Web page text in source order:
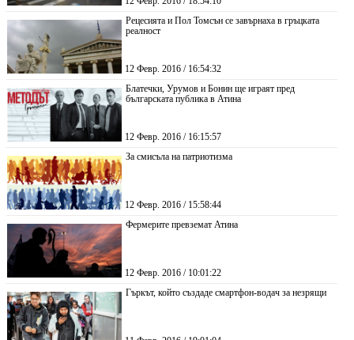
Рецесията и Пол Томсън се завърнаха в гръцката
реалност
12 Февр. 2016 / 16:54:32
Блатечки, Урумов и Бонин ще играят пред
българската публика в Атина
12 Февр. 2016 / 16:15:57
За смисъла на патриотизма
12 Февр. 2016 / 15:58:44
Фермерите превземат Атина
12 Февр. 2016 / 10:01:22
Гъркът, който създаде смартфон-водач за незрящи